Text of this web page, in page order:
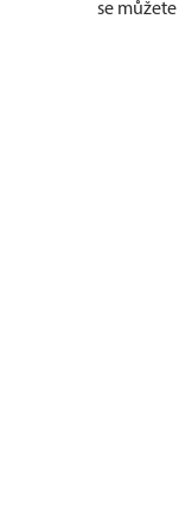
se můžete